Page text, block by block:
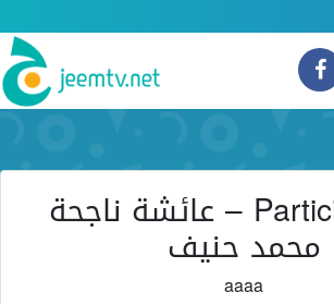
Participations – عائشة ناجحة
محمد حنيف
aaaa